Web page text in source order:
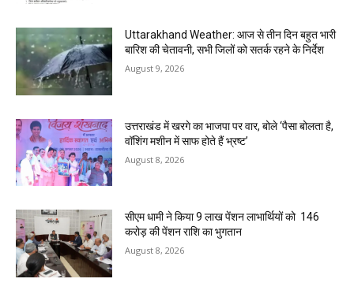
Uttarakhand Weather: आज से तीन दिन बहुत भारी
बारिश की चेतावनी, सभी जिलों को सतर्क रहने के निर्देश
August 9, 2026
उत्तराखंड में खरगे का भाजपा पर वार, बोले ‘पैसा बोलता है,
वॉशिंग मशीन में साफ होते हैं भ्रष्ट’
August 8, 2026
सीएम धामी ने किया 9 लाख पेंशन लाभार्थियों को ₹ 146
करोड़ की पेंशन राशि का भुगतान
August 8, 2026